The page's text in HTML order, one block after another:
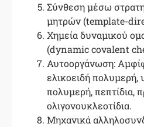
Σύνθεση μέσω
μητρών (template-
Χημεία δυναμικού
(dynamic covalent
Αυτοοργάνωση:
ελικοειδή πολυμερή,
πολυμερή, πεπτίδια,
ολιγονουκλεοτίδια.
Μηχανικά